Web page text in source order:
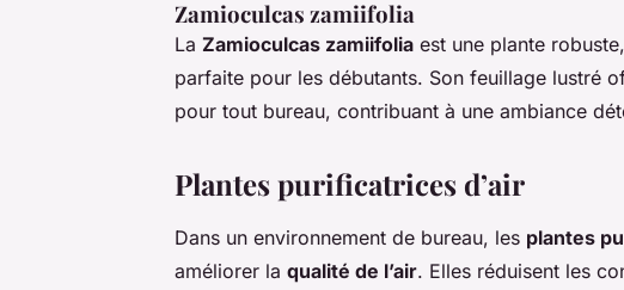
Zamioculcas zamiifolia
La Zamioculcas zamiifolia est une plante
parfaite pour les débutants. Son feuillage lustré
pour tout bureau, contribuant à une ambiance
Plantes purificatrices d’air
Dans un environnement de bureau, les plantes
améliorer la qualité de l’air. Elles réduisent les